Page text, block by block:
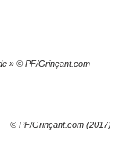
» © PF/Grinçant.com
© PF/Grinçant.com (2017)